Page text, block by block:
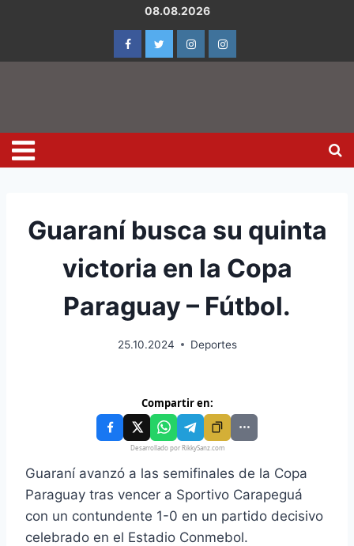
08.08.2026
Guaraní busca su quinta
victoria en la Copa
Paraguay – Fútbol.
25.10.2024 Deportes
Compartir en:
Desarrollado por RikkySanz.com
Guaraní avanzó a las semifinales de la Copa
Paraguay tras vencer a Sportivo Carapeguá
con un contundente 1-0 en un partido decisivo
celebrado en el Estadio Conmebol.